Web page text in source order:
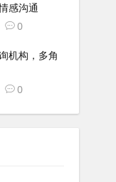
感沟通
0
机构，多角
0